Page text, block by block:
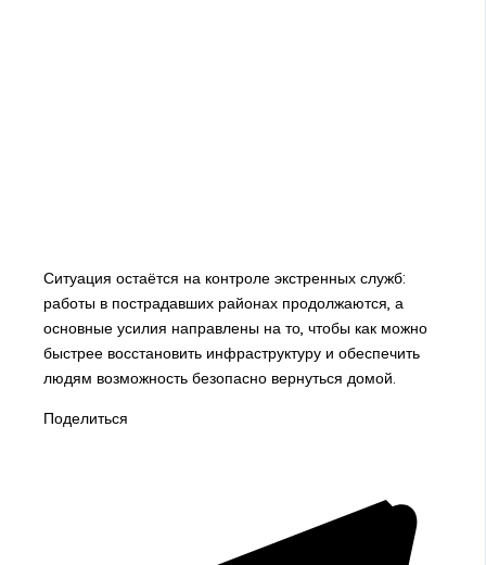
Ситуация остаётся на контроле экстренных служб:
работы в пострадавших районах продолжаются, а
основные усилия направлены на то, чтобы как можно
быстрее восстановить инфраструктуру и обеспечить
людям возможность безопасно вернуться домой.
Поделиться